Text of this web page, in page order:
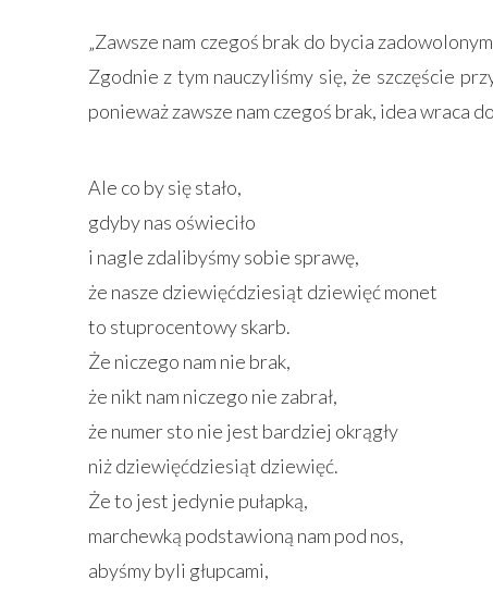
„Zawsze nam czegoś brak do bycia
Zgodnie z tym nauczyliśmy się, że szczęście
ponieważ zawsze nam czegoś brak, idea wraca
Ale co by się stało,
gdyby nas oświeciło
i nagle zdalibyśmy sobie sprawę,
że nasze dziewięćdziesiąt dziewięć monet
to stuprocentowy skarb.
Że niczego nam nie brak,
że nikt nam niczego nie zabrał,
że numer sto nie jest bardziej okrągły
niż dziewięćdziesiąt dziewięć.
Że to jest jedynie pułapką,
marchewką podstawioną nam pod nos,
abyśmy byli głupcami,